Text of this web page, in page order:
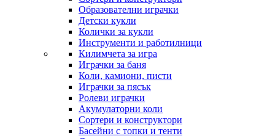
Образователни играчки
Детски кукли
Колички за кукли
Инструменти и работилници
Килимчета за игра
Играчки за баня
Коли, камиони, писти
Играчки за пясък
Ролеви играчки
Акумулаторни коли
Сортери и конструктори
Басейни с топки и тенти